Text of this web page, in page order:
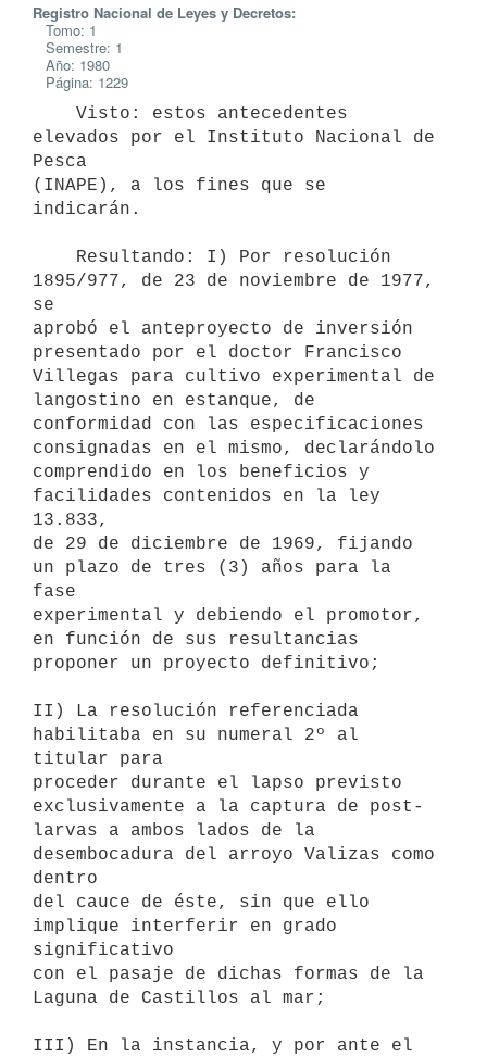
Registro Nacional de Leyes y Decretos:
Tomo: 1
Semestre: 1
Año: 1980
Página: 1229
elevados por el Instituto Nacional de
Pesca
(INAPE), a los fines que se
indicarán.
1895/977, de 23 de noviembre de 1977,
se
aprobó el anteproyecto de inversión
presentado por el doctor Francisco
Villegas para cultivo experimental de
langostino en estanque, de
conformidad con las especificaciones
consignadas en el mismo, declarándolo
comprendido en los beneficios y
facilidades contenidos en la ley
13.833,
de 29 de diciembre de 1969, fijando
un plazo de tres (3) años para la
fase
experimental y debiendo el promotor,
en función de sus resultancias
proponer un proyecto definitivo;
II) La resolución referenciada
habilitaba en su numeral 2º al
titular para
proceder durante el lapso previsto
exclusivamente a la captura de post-
larvas a ambos lados de la
desembocadura del arroyo Valizas como
dentro
del cauce de éste, sin que ello
implique interferir en grado
significativo
con el pasaje de dichas formas de la
Laguna de Castillos al mar;
III) En la instancia, y por ante el